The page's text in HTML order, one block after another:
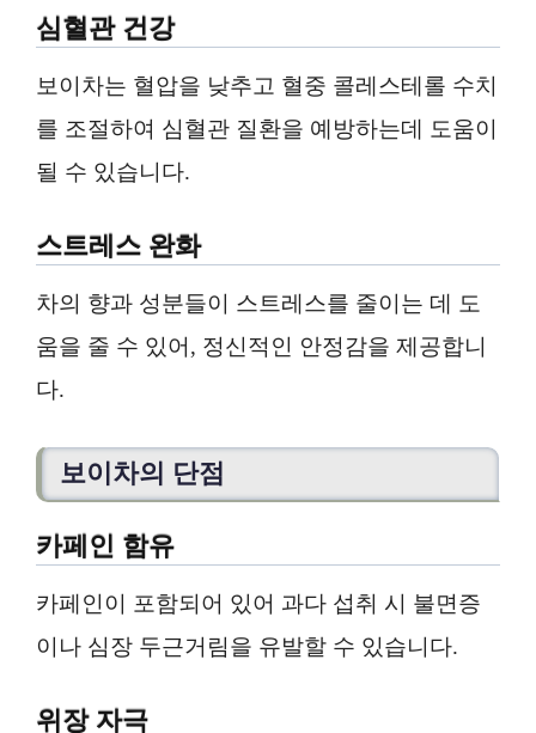
심혈관 건강
보이차는 혈압을 낮추고 혈중 콜레스테롤 수치
를 조절하여 심혈관 질환을 예방하는데 도움이
될 수 있습니다.
스트레스 완화
차의 향과 성분들이 스트레스를 줄이는 데 도
움을 줄 수 있어, 정신적인 안정감을 제공합니
다.
보이차의 단점
카페인 함유
카페인이 포함되어 있어 과다 섭취 시 불면증
이나 심장 두근거림을 유발할 수 있습니다.
위장 자극